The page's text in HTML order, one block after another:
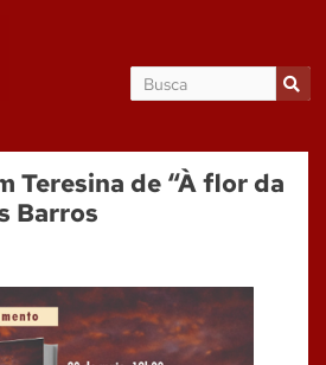
Teresina de “À flor da
Barros